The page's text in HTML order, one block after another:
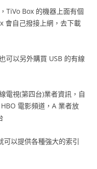
TiVo Box 的機器上面有個
會自己撥接上網，去下載
可以另外購買 USB 的有線
電視(第四台)業者資訊，自
電影頻道，A 業者放
可以提供各種強大的索引